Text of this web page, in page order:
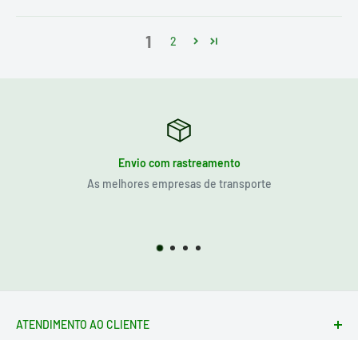
1 2
Envio com rastreamento
As melhores empresas de transporte
ATENDIMENTO AO CLIENTE